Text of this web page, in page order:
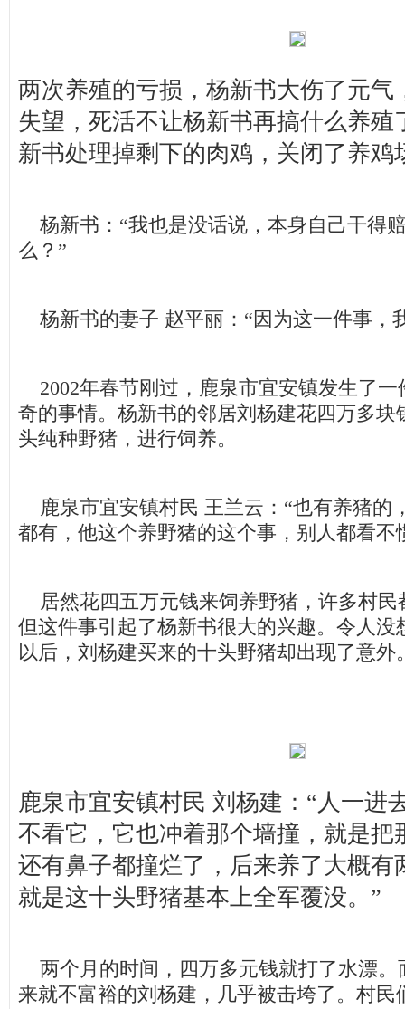
两次养殖的亏损，杨新书大伤了元气
失望，死活不让杨新书再搞什么养殖
新书处理掉剩下的肉鸡，关闭了养鸡
杨新书：“我也是没话说，本身自己干得
么？”
杨新书的妻子 赵平丽：“因为这一件事，
2002年春节刚过，鹿泉市宜安镇发生了一
奇的事情。杨新书的邻居刘杨建花四万多块
头纯种野猪，进行饲养。
鹿泉市宜安镇村民 王兰云：“也有养猪的
都有，他这个养野猪的这个事，别人都看不
居然花四五万元钱来饲养野猪，许多村民
但这件事引起了杨新书很大的兴趣。令人没
以后，刘杨建买来的十头野猪却出现了意外
鹿泉市宜安镇村民 刘杨建：“人一进
不看它，它也冲着那个墙撞，就是把
还有鼻子都撞烂了，后来养了大概有
就是这十头野猪基本上全军覆没。”
两个月的时间，四万多元钱就打了水漂。
来就不富裕的刘杨建，几乎被击垮了。村民